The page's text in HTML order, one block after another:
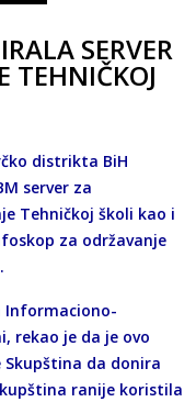
SERVER
TEHNIČKOJ
distrikta BiH
server za
Tehničkoj školi kao i
za održavanje
Informaciono-
rekao je da je ovo
Skupština da donira
ranije koristila